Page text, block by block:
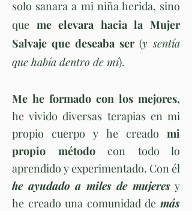
solo sanara a mi niña herida, sino
que me elevara hacia la Mujer
Salvaje que deseaba ser(y sentía
que había dentro de mí).
Me he formado con los mejores,
he vivido diversas terapias en mi
propio cuerpo y he creado mi
propio métodocon todo lo
aprendido y experimentado. Con él
he ayudado a miles de mujeresy
he creado una comunidad de más